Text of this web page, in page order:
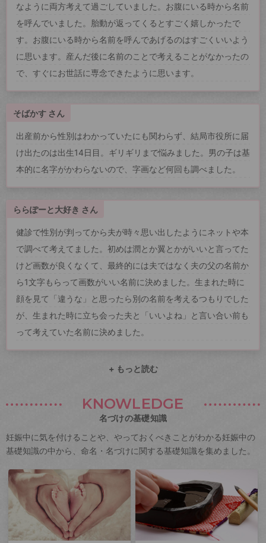
なように両方考えて過ごしていました。お腹にいる時から名前
を呼んでいました。胎動が返ってくるとすごく嬉しかったで
す。お腹にいる時から名前を呼んであげるのはすごくいいよう
に思います。産んだ後に名前のことで考えることがなかったの
で、すぐにお世話に専念できたように思います。
そばかす さん
出産前から性別はわかっていたにも関わらず、結局市役所に届
け出たのは出生14日目。ギリギリまで悩みました。男の子は基
本的に名字がかわらないので、字画など何回も調べました。
ららぽーと大好き さん
健診で性別が判ってから夫が時々思い出したようにネットや本
で調べて考えてました。初めは潤とか翼とかがいいと言ってた
けど画数が良くなくて、最終的には夫ではなく夫の父の名前か
ら1文字もらって画数がいい名前に決めました。生まれた時に
顔を見て「違うな」と思ったら別の名前を考えるつもりでした
が、生まれた時に立ち会った夫と「いいよね」と言い合い前も
って考えていた名前に決めました。
+ もっと読む
KNOWLEDGE
名づけの基礎知識
妊娠中に気を付けることや、やっておくべきことがわかる妊娠中の
基礎知識の中から、命名・名づけに関する基礎知識を集めました。